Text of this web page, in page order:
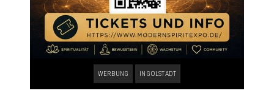
WERBUNG INGOLSTADT